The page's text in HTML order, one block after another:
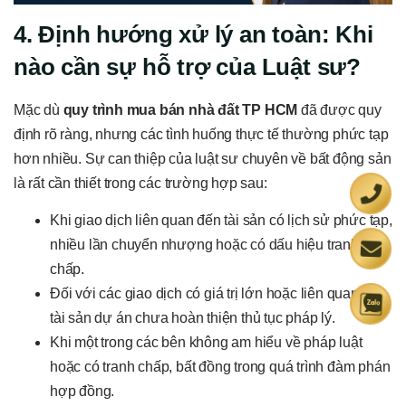
4. Định hướng xử lý an toàn: Khi
nào cần sự hỗ trợ của Luật sư?
Mặc dù quy trình mua bán nhà đất TP HCM đã được quy
định rõ ràng, nhưng các tình huống thực tế thường phức tạp
hơn nhiều. Sự can thiệp của luật sư chuyên về bất động sản
là rất cần thiết trong các trường hợp sau:
Khi giao dịch liên quan đến tài sản có lịch sử phức tạp,
nhiều lần chuyển nhượng hoặc có dấu hiệu tranh
chấp.
Đối với các giao dịch có giá trị lớn hoặc liên quan đến
tài sản dự án chưa hoàn thiện thủ tục pháp lý.
Khi một trong các bên không am hiểu về pháp luật
hoặc có tranh chấp, bất đồng trong quá trình đàm phán
hợp đồng.